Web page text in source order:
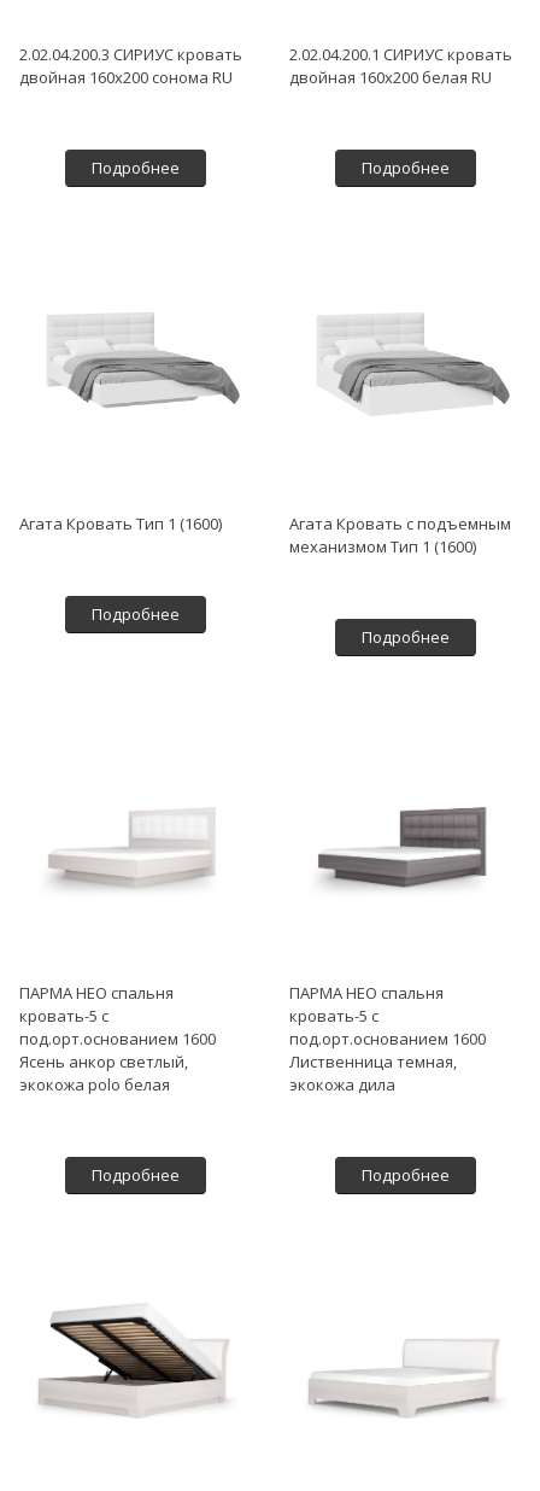
2.02.04.200.3 СИРИУС кровать
двойная 160х200 сонома RU
Подробнее
2.02.04.200.1 СИРИУС кровать
двойная 160х200 белая RU
Подробнее
Агата Кровать Тип 1 (1600)
Подробнее
Агата Кровать с подъемным
механизмом Тип 1 (1600)
Подробнее
ПАРМА НЕО спальня
кровать-5 с
под.орт.основанием 1600
Ясень анкор светлый,
экокожа polo белая
Подробнее
ПАРМА НЕО спальня
кровать-5 с
под.орт.основанием 1600
Лиственница темная,
экокожа дила
Подробнее